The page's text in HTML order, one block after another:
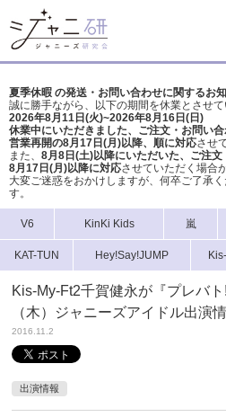
夏季休暇 の発送・お問い合わせに関するお
誠に勝手ながら、以下の期間を休業とさせて
2026年8月11日(火)~2026年8月16日(日)
休業中にいただきました、ご注文・お問い合
営業再開の8月17日(月)以降、順に対応させ
また、 8月8日(土)以降にいただいた、ご注文
8月17日(月)以降に対応させていただく場合
大変ご迷惑をおかけしますが、 何卒ご了承
す。
V6 KinKi Kids 嵐
KAT-TUN Hey!Say!JUMP
Kis-My-Ft2千賀健永が『プレバ
（木）ジャニーズアイドル出演
2016.11.2
出演情報